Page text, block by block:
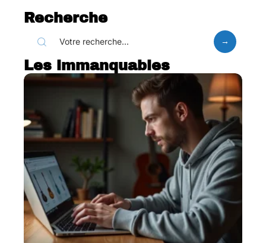
Recherche
Les immanquables